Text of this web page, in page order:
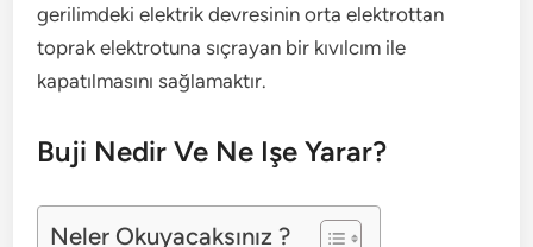
gerilimdeki elektrik devresinin orta elektrottan
toprak elektrotuna sıçrayan bir kıvılcım ile
kapatılmasını sağlamaktır.
Buji Nedir Ve Ne Işe Yarar?
Neler Okuyacaksınız ?